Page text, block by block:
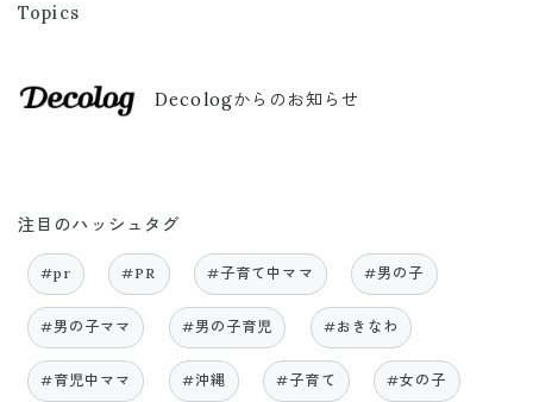
Topics
Decologからのお知らせ
注目のハッシュタグ
#pr #PR #子育て中ママ #男の子
#男の子ママ #男の子育児 #おきなわ
#育児中ママ #沖縄 #子育て #女の子